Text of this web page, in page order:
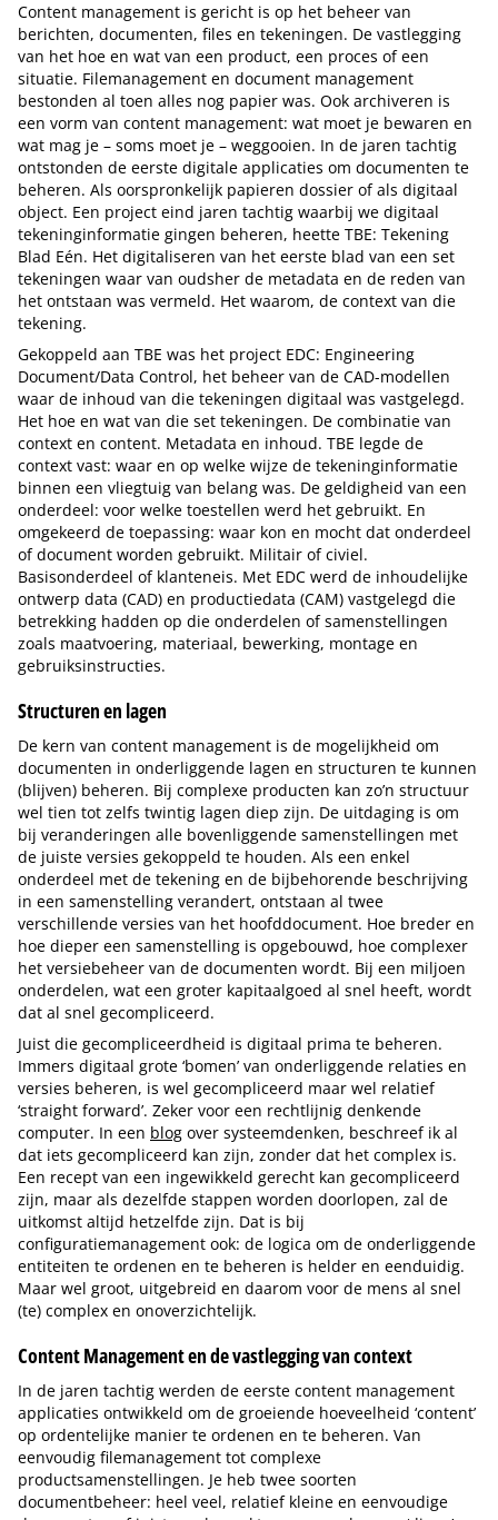
Content management is gericht is op het beheer van
berichten, documenten, files en tekeningen. De vastlegging
van het hoe en wat van een product, een proces of een
situatie. Filemanagement en document management
bestonden al toen alles nog papier was. Ook archiveren is
een vorm van content management: wat moet je bewaren en
wat mag je – soms moet je – weggooien. In de jaren tachtig
ontstonden de eerste digitale applicaties om documenten te
beheren. Als oorspronkelijk papieren dossier of als digitaal
object. Een project eind jaren tachtig waarbij we digitaal
tekeninginformatie gingen beheren, heette TBE: Tekening
Blad Eén. Het digitaliseren van het eerste blad van een set
tekeningen waar van oudsher de metadata en de reden van
het ontstaan was vermeld. Het waarom, de context van die
tekening.
Gekoppeld aan TBE was het project EDC: Engineering
Document/Data Control, het beheer van de CAD-modellen
waar de inhoud van die tekeningen digitaal was vastgelegd.
Het hoe en wat van die set tekeningen. De combinatie van
context en content. Metadata en inhoud. TBE legde de
context vast: waar en op welke wijze de tekeninginformatie
binnen een vliegtuig van belang was. De geldigheid van een
onderdeel: voor welke toestellen werd het gebruikt. En
omgekeerd de toepassing: waar kon en mocht dat onderdeel
of document worden gebruikt. Militair of civiel.
Basisonderdeel of klanteneis. Met EDC werd de inhoudelijke
ontwerp data (CAD) en productiedata (CAM) vastgelegd die
betrekking hadden op die onderdelen of samenstellingen
zoals maatvoering, materiaal, bewerking, montage en
gebruiksinstructies.
Structuren en lagen
De kern van content management is de mogelijkheid om
documenten in onderliggende lagen en structuren te kunnen
(blijven) beheren. Bij complexe producten kan zo’n structuur
wel tien tot zelfs twintig lagen diep zijn. De uitdaging is om
bij veranderingen alle bovenliggende samenstellingen met
de juiste versies gekoppeld te houden. Als een enkel
onderdeel met de tekening en de bijbehorende beschrijving
in een samenstelling verandert, ontstaan al twee
verschillende versies van het hoofddocument. Hoe breder en
hoe dieper een samenstelling is opgebouwd, hoe complexer
het versiebeheer van de documenten wordt. Bij een miljoen
onderdelen, wat een groter kapitaalgoed al snel heeft, wordt
dat al snel gecompliceerd.
Juist die gecompliceerdheid is digitaal prima te beheren.
Immers digitaal grote ‘bomen’ van onderliggende relaties en
versies beheren, is wel gecompliceerd maar wel relatief
‘straight forward’. Zeker voor een rechtlijnig denkende
computer. In een blog over systeemdenken, beschreef ik al
dat iets gecompliceerd kan zijn, zonder dat het complex is.
Een recept van een ingewikkeld gerecht kan gecompliceerd
zijn, maar als dezelfde stappen worden doorlopen, zal de
uitkomst altijd hetzelfde zijn. Dat is bij
configuratiemanagement ook: de logica om de onderliggende
entiteiten te ordenen en te beheren is helder en eenduidig.
Maar wel groot, uitgebreid en daarom voor de mens al snel
(te) complex en onoverzichtelijk.
Content Management en de vastlegging van context
In de jaren tachtig werden de eerste content management
applicaties ontwikkeld om de groeiende hoeveelheid ‘content’
op ordentelijke manier te ordenen en te beheren. Van
eenvoudig filemanagement tot complexe
productsamenstellingen. Je heb twee soorten
documentbeheer: heel veel, relatief kleine en eenvoudige